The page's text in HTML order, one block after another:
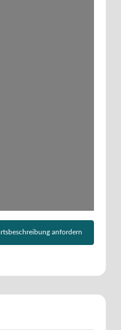
…
anfordern